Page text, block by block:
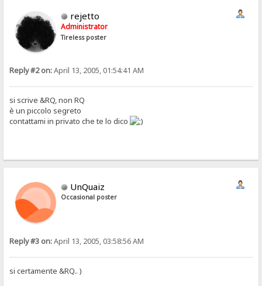
rejetto
Administrator
Tireless poster
Reply #2 on:April 13, 2005, 01:54:41 AM
si scrive &RQ, non RQ
è un piccolo segreto
contattami in privato che te lo dico
UnQuaiz
Occasional poster
Reply #3 on:April 13, 2005, 03:58:56 AM
si certamente &RQ.. )